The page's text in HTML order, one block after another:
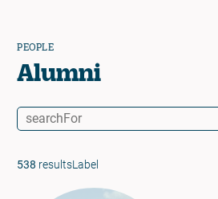
PEOPLE
Alumni
538 resultsLabel